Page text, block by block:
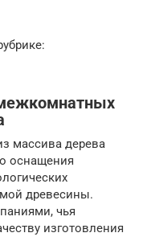
массива дерева
оснащения
древесины.
чья
изготовления